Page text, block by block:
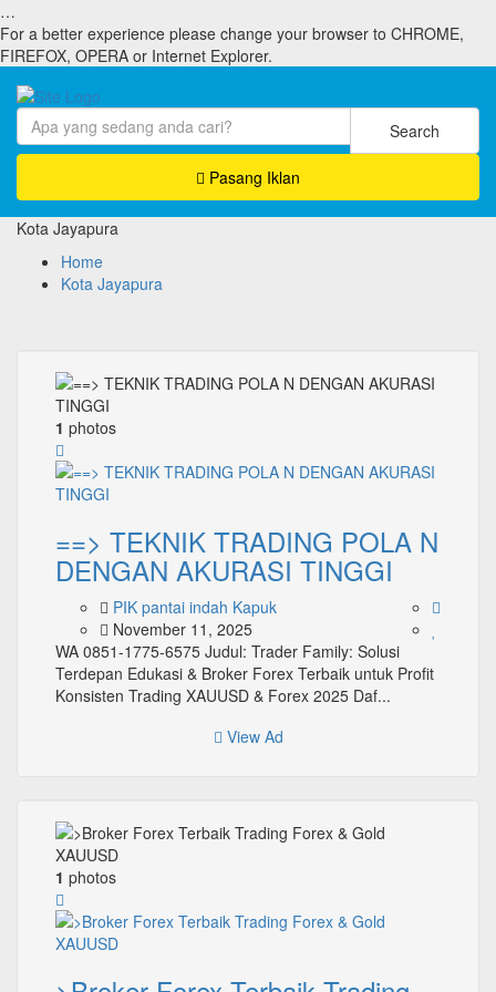
…
For a better experience please change your browser to CHROME,
FIREFOX, OPERA or Internet Explorer.
Search
Pasang Iklan
Kota Jayapura
Home
Kota Jayapura
1 photos
==> TEKNIK TRADING POLA N
DENGAN AKURASI TINGGI
PIK pantai indah Kapuk
November 11, 2025
WA 0851-1775-6575 Judul: Trader Family: Solusi
Terdepan Edukasi & Broker Forex Terbaik untuk Profit
Konsisten Trading XAUUSD & Forex 2025 Daf...
View Ad
1 photos